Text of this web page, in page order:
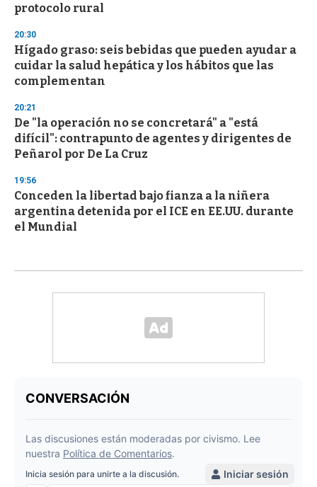
protocolo rural
20:30
Hígado graso: seis bebidas que pueden ayudar a
cuidar la salud hepática y los hábitos que las
complementan
20:21
De "la operación no se concretará" a "está
difícil": contrapunto de agentes y dirigentes de
Peñarol por De La Cruz
19:56
Conceden la libertad bajo fianza a la niñera
argentina detenida por el ICE en EE.UU. durante
el Mundial